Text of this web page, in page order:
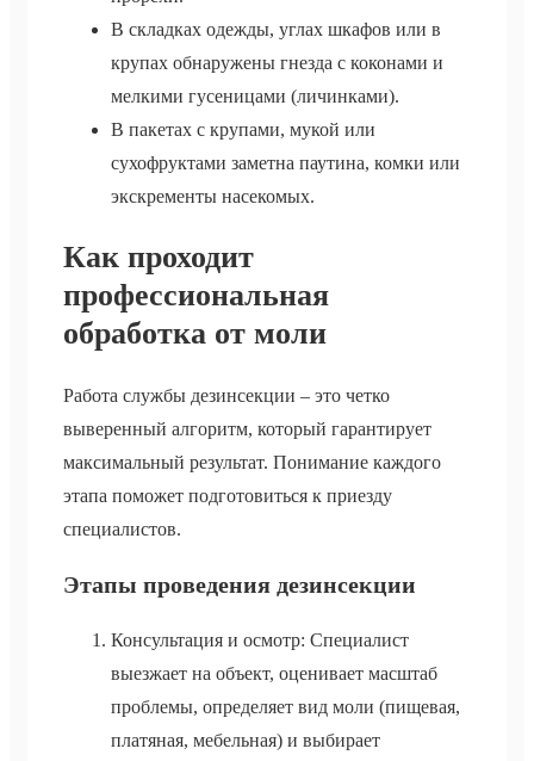
В складках одежды, углах шкафов или в
крупах обнаружены гнезда с коконами и
мелкими гусеницами (личинками).
В пакетах с крупами, мукой или
сухофруктами заметна паутина, комки или
экскременты насекомых.
Как проходит
профессиональная
обработка от моли
Работа службы дезинсекции – это четко
выверенный алгоритм, который гарантирует
максимальный результат. Понимание каждого
этапа поможет подготовиться к приезду
специалистов.
Этапы проведения дезинсекции
Консультация и осмотр: Специалист
выезжает на объект, оценивает масштаб
проблемы, определяет вид моли (пищевая,
платяная, мебельная) и выбирает